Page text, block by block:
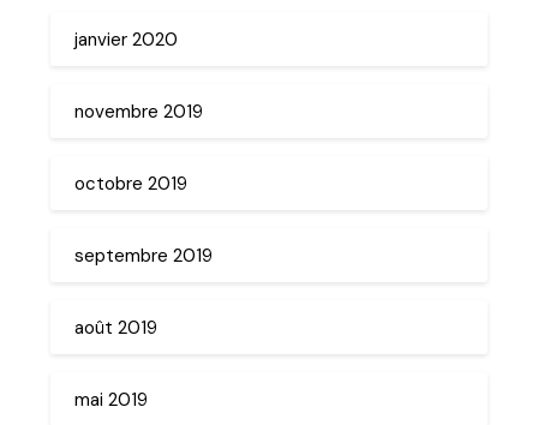
janvier 2020
novembre 2019
octobre 2019
septembre 2019
août 2019
mai 2019